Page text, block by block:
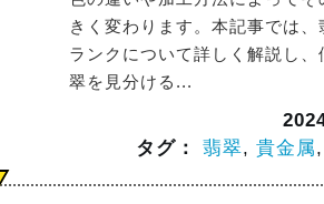
きく変わります。本記事では、
ランクについて詳しく解説し、
翠を見分ける...
タグ：
翡翠, 貴金属